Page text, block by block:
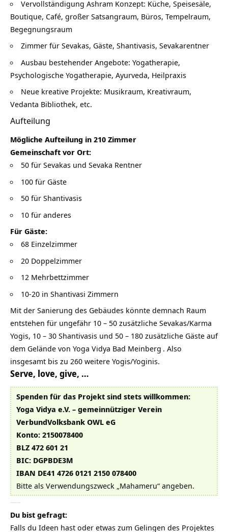
Vervollständigung Ashram Konzept: Küche, Speisesäle,
Boutique, Café, großer Satsangraum, Büros, Tempelraum,
Begegnungsraum
Zimmer für Sevakas, Gäste, Shantivasis, Sevakarentner
Ausbau bestehender Angebote: Yogatherapie,
Psychologische Yogatherapie, Ayurveda, Heilpraxis
Neue kreative Projekte: Musikraum, Kreativraum,
Vedanta Bibliothek, etc.
Aufteilung
Mögliche Aufteilung in 210 Zimmer
Gemeinschaft vor Ort:
50 für Sevakas und Sevaka Rentner
100 für Gäste
50 für Shantivasis
10 für anderes
Für Gäste:
68 Einzelzimmer
20 Doppelzimmer
12 Mehrbettzimmer
10-20 in Shantivasi Zimmern
Mit der Sanierung des Gebäudes könnte demnach Raum
entstehen für ungefähr 10 – 50 zusätzliche Sevakas/Karma
Yogis, 10 – 30 Shantivasis und 50 – 180 zusätzliche Gäste auf
dem Gelände von Yoga Vidya Bad Meinberg . Also
insgesamt bis zu 260 weitere Yogis/Yoginis.
Serve, love, give, …
Spenden für das Projekt sind stets willkommen:
Yoga Vidya e.V. – gemeinnütziger Verein
VerbundVolksbank OWL eG
Konto: 2150078400
BLZ 472 601 21
BIC: DGPBDE3M
IBAN DE41 4726 0121 2150 078400
Bitte als Verwendungszweck „Mahameru“ angeben.
—–
Du bist gefragt:
Falls du Ideen hast oder etwas zum Gelingen des Projektes